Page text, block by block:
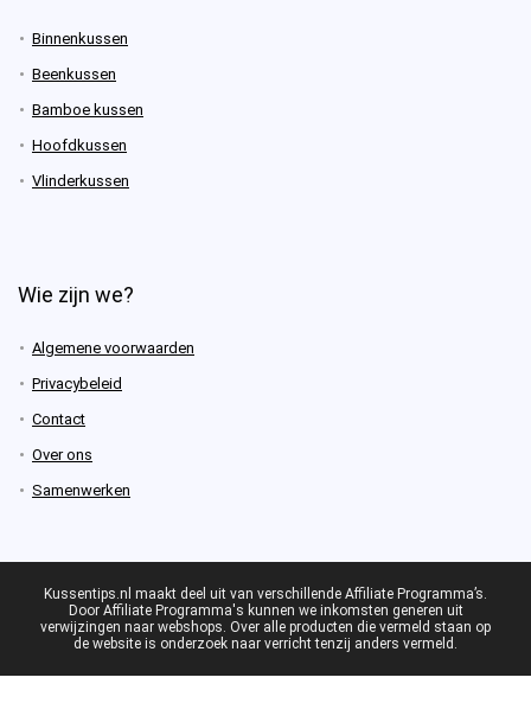
Binnenkussen
Beenkussen
Bamboe kussen
Hoofdkussen
Vlinderkussen
Wie zijn we?
Algemene voorwaarden
Privacybeleid
Contact
Over ons
Samenwerken
Kussentips.nl maakt deel uit van verschillende Affiliate Programma’s.
Door Affiliate Programma's kunnen we inkomsten generen uit
verwijzingen naar webshops. Over alle producten die vermeld staan op
de website is onderzoek naar verricht tenzij anders vermeld.